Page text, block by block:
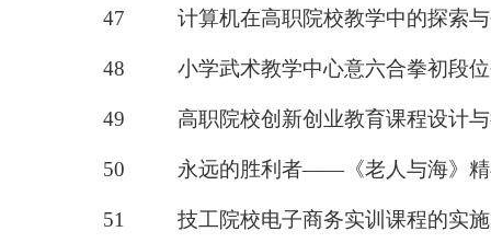
47 计算机在高职院校教学中的探索
48 小学武术教学中心意六合拳初段
49 高职院校创新创业教育课程设计
50 永远的胜利者——《老人与海》精
51 技工院校电子商务实训课程的实